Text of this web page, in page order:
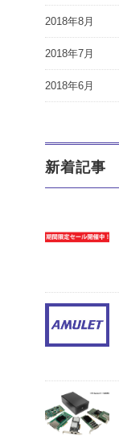
2018年8月
2018年7月
2018年6月
新着記事